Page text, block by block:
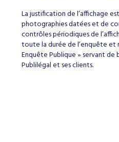
La justification de l’affichage
photographies datées et de
contrôles périodiques de
toute la durée de l’enquête et
Enquête Publique » servant de
Publilégal et ses clients.